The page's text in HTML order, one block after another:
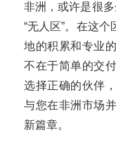
非洲，或许是很
“无人区”。在这
地的积累和专业
不在于简单的交
选择正确的伙伴
与您在非洲市场
新篇章。